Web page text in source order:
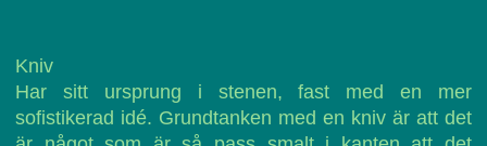
Kniv
Har sitt ursprung i stenen, fast med en mer
sofistikerad idé. Grundtanken med en kniv är att det